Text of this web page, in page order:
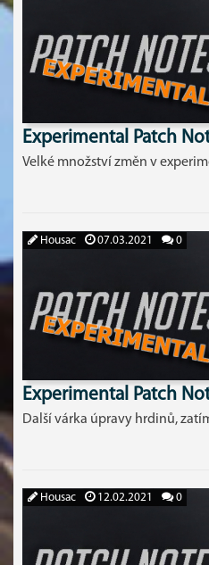
Experimental Patch
Velké množství změn v
Housac 07.03.2021 0
Experimental Patch
Další várka úpravy hrdinů,
Housac 12.02.2021 0